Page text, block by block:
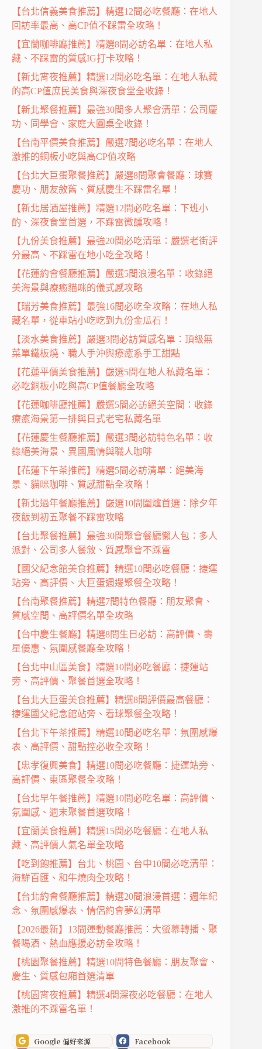
【台北信義美食推薦】精選12間必吃餐廳：在地人
回訪率最高、高CP值不踩雷全攻略！
【宜蘭咖啡廳推薦】精選8間必訪名單：在地人私
藏、不踩雷的質感IG打卡攻略！
【新北宵夜推薦】精選12間必吃名單：在地人私藏
的高CP值庶民美食與深夜食堂全收錄！
【新北聚餐推薦】最強30間多人聚會清單：公司慶
功、同學會、家庭大圓桌全收錄！
【台南平價美食推薦】嚴選7間必吃名單：在地人
激推的銅板小吃與高CP值攻略
【台北大巨蛋聚餐推薦】嚴選8間聚會餐廳：球賽
慶功、朋友敘舊、質感慶生不踩雷名單！
【新北居酒屋推薦】精選12間必吃名單：下班小
酌、深夜食堂首選，不踩雷微醺攻略！
【九份美食推薦】最強20間必吃清單：嚴選老街評
分最高、不踩雷在地小吃全攻略！
【花蓮約會餐廳推薦】嚴選5間浪漫名單：收錄絕
美海景與療癒貓咪的儀式感攻略
【瑞芳美食推薦】最強16間必吃全攻略：在地人私
藏名單，從車站小吃吃到九份金瓜石！
【淡水美食推薦】嚴選3間必訪質感名單：頂級無
菜單鐵板燒、職人手沖與療癒系手工甜點
【花蓮平價美食推薦】嚴選5間在地人私藏名單：
必吃銅板小吃與高CP值餐廳全攻略
【花蓮咖啡廳推薦】嚴選5間必訪絕美空間：收錄
療癒海景第一排與日式老宅私藏名單
【花蓮慶生餐廳推薦】嚴選3間必訪特色名單：收
錄絕美海景、異國風情與職人咖啡
【花蓮下午茶推薦】精選5間必訪清單：絕美海
景、貓咪咖啡、質感甜點全攻略！
【新北過年餐廳推薦】嚴選10間圍爐首選：除夕年
夜飯到初五聚餐不踩雷攻略
【台北聚餐推薦】最強30間聚會餐廳懶人包：多人
派對、公司多人餐敘、質感聚會不踩雷
【國父紀念館美食推薦】精選10間必吃餐廳：捷運
站旁、高評價、大巨蛋週邊聚餐全攻略！
【台南聚餐推薦】精選7間特色餐廳：朋友聚會、
質感空間、高評價名單全攻略
【台中慶生餐廳】精選8間生日必訪：高評價、壽
星優惠、氛圍感餐廳全攻略！
【台北中山區美食】精選10間必吃餐廳：捷運站
旁、高評價、聚餐首選全攻略！
【台北大巨蛋美食推薦】精選8間評價最高餐廳：
捷運國父紀念館站旁、看球聚餐全攻略！
【台北下午茶推薦】精選10間必吃名單：氛圍感爆
表、高評價、甜點控必收全攻略！
【忠孝復興美食】精選10間必吃餐廳：捷運站旁、
高評價、東區聚餐全攻略！
【台北早午餐推薦】精選10間必吃名單：高評價、
氛圍感、週末聚餐首選攻略！
【宜蘭美食推薦】精選15間必吃餐廳：在地人私
藏、高評價人氣名單全攻略
【吃到飽推薦】台北、桃園、台中10間必吃清單：
海鮮百匯、和牛燒肉全攻略！
【台北約會餐廳推薦】精選20間浪漫首選：週年紀
念、氛圍感爆表、情侶約會夢幻清單
【2026最新】13間運動餐廳推薦：大螢幕轉播、聚
餐喝酒、熱血應援必訪全攻略！
【桃園聚餐推薦】精選10間特色餐廳：朋友聚會、
慶生、質感包廂首選清單
【桃園宵夜推薦】精選4間深夜必吃餐廳：在地人
激推的不踩雷名單！
Google 偏好來源 Facebook